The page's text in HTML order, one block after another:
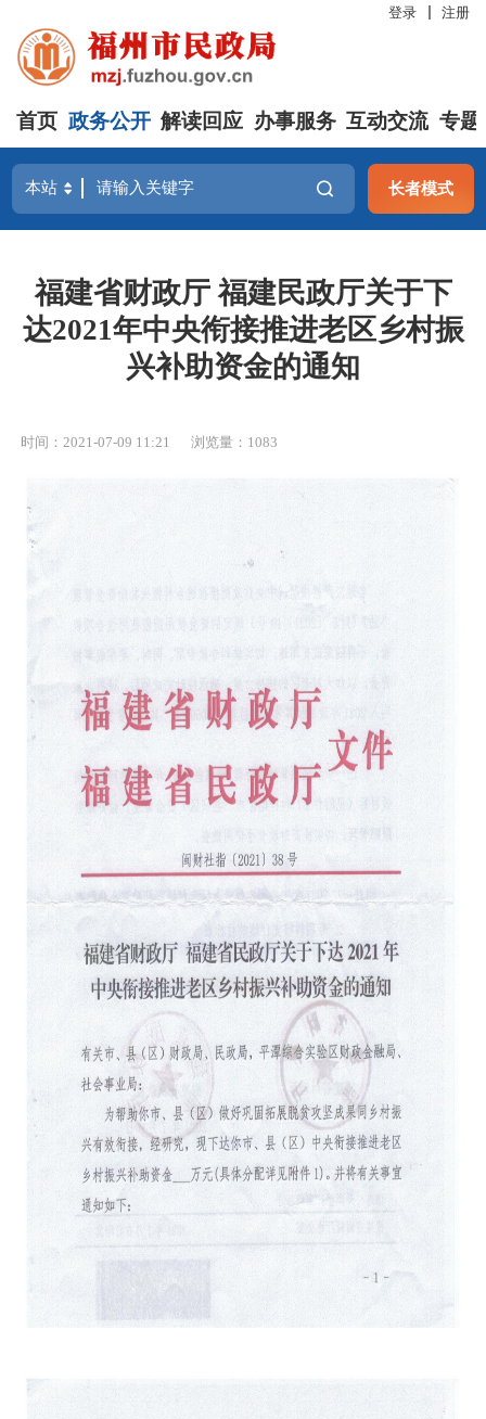
登录 注册
首页 政务公开 解读回应 办事服务 互动交流 专题
长者模式
福建省财政厅 福建民政厅关于下
达2021年中央衔接推进老区乡村振
兴补助资金的通知
时间：2021-07-09 11:21 浏览量：1083